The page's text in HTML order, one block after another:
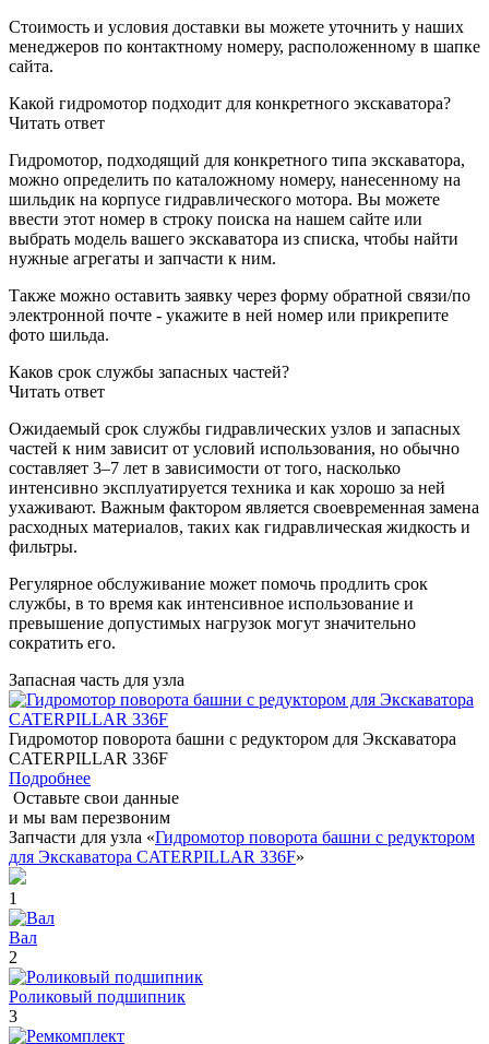
Стоимость и условия доставки вы можете уточнить у наших
менеджеров по контактному номеру, расположенному в шапке
сайта.
Какой гидромотор подходит для конкретного экскаватора?
Читать ответ
Гидромотор, подходящий для конкретного типа экскаватора,
можно определить по каталожному номеру, нанесенному на
шильдик на корпусе гидравлического мотора. Вы можете
ввести этот номер в строку поиска на нашем сайте или
выбрать модель вашего экскаватора из списка, чтобы найти
нужные агрегаты и запчасти к ним.
Также можно оставить заявку через форму обратной связи/по
электронной почте - укажите в ней номер или прикрепите
фото шильда.
Каков срок службы запасных частей?
Читать ответ
Ожидаемый срок службы гидравлических узлов и запасных
частей к ним зависит от условий использования, но обычно
составляет 3–7 лет в зависимости от того, насколько
интенсивно эксплуатируется техника и как хорошо за ней
ухаживают. Важным фактором является своевременная замена
расходных материалов, таких как гидравлическая жидкость и
фильтры.
Регулярное обслуживание может помочь продлить срок
службы, в то время как интенсивное использование и
превышение допустимых нагрузок могут значительно
сократить его.
Запасная часть для узла
Гидромотор поворота башни с редуктором для Экскаватора
CATERPILLAR 336F
Подробнее
Оставьте свои данные
и мы вам перезвоним
Запчасти для узла «Гидромотор поворота башни с редуктором
для Экскаватора CATERPILLAR 336F»
1
Вал
2
Роликовый подшипник
3